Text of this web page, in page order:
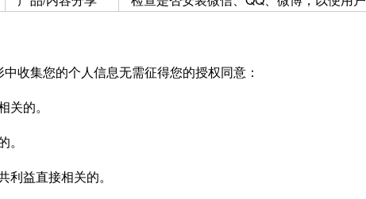
收集您的个人信息无需征得您的授权同意：
的。
益直接相关的。